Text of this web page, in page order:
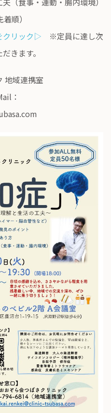
順）
クリック▷ ※定員に達し次
きます。
地域連携室
：